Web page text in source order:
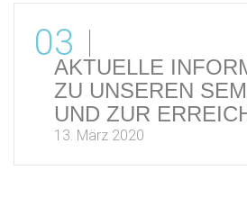
03
AKTUELLE
ZU UNSEREN
UND ZUR
13. März 2020